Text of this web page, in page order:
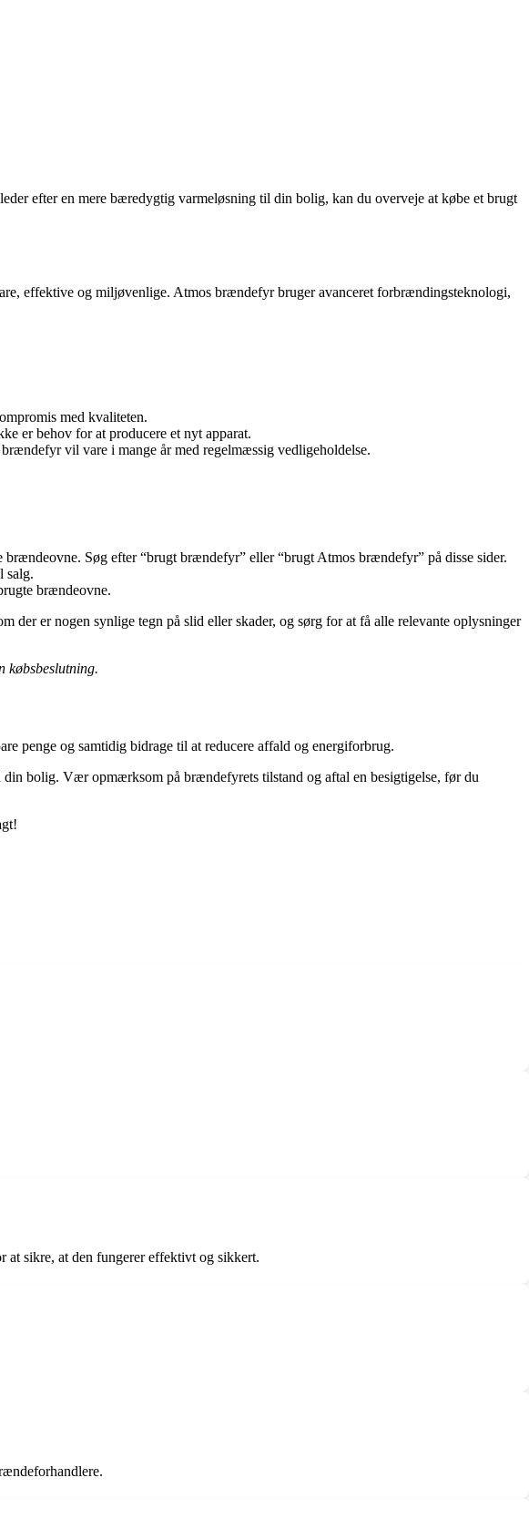
efter en mere bæredygtig varmeløsning til din bolig, kan du overveje at købe et brugt
effektive og miljøvenlige. Atmos brændefyr bruger avanceret forbrændingsteknologi,
med kvaliteten.
er behov for at producere et nyt apparat.
vil vare i mange år med regelmæssig vedligeholdelse.
Søg efter “brugt brændefyr” eller “brugt Atmos brændefyr” på disse sider.
salg.
brændeovne.
er nogen synlige tegn på slid eller skader, og sørg for at få alle relevante oplysninger
købsbeslutning.
penge og samtidig bidrage til at reducere affald og energiforbrug.
bolig. Vær opmærksom på brændefyrets tilstand og aftal en besigtigelse, før du
at sikre, at den fungerer effektivt og sikkert.